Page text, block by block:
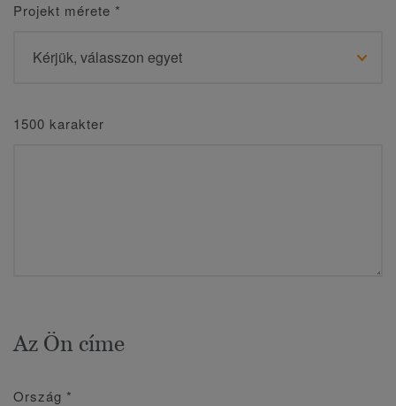
Projekt mérete *
1500 karakter
Az Ön címe
Ország *